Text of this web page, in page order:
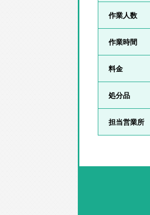
作業人数
作業時間
料金
処分品
担当営業所